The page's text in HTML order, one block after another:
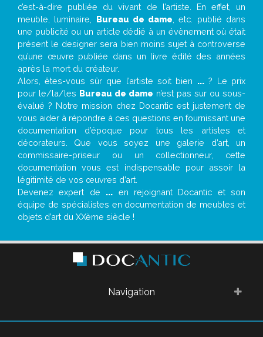
c’est-à-dire publiée du vivant de l’artiste. En effet, un
meuble, luminaire, Bureau de dame , etc. publié dans
une publicité ou un article dédié à un évènement où était
présent le designer sera bien moins sujet à controverse
qu’une œuvre publiée dans un livre édité des années
après la mort du créateur.
Alors, êtes-vous sûr que l’artiste soit bien ...? Le prix
pour le/la/les Bureau de dame n’est pas sur ou sous-
évalué ? Notre mission chez Docantic est justement de
vous aider à répondre à ces questions en fournissant une
documentation d’époque pour tous les artistes et
décorateurs. Que vous soyez une galerie d’art, un
commissaire-priseur ou un collectionneur, cette
documentation vous est indispensable pour assoir la
légitimité de vos œuvres d’art.
Devenez expert de ... en rejoignant Docantic et son
équipe de spécialistes en documentation de meubles et
objets d’art du XXème siècle !
Navigation